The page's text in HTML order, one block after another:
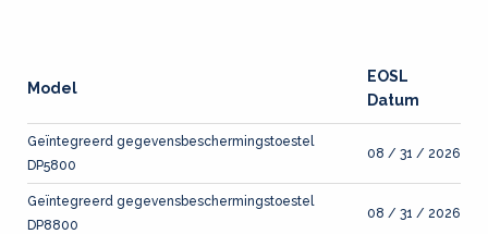
Model
EOSL
Datum
Geïntegreerd gegevensbeschermingstoestel
DP5800
08 / 31 / 2026
Geïntegreerd gegevensbeschermingstoestel
DP8800
08 / 31 / 2026